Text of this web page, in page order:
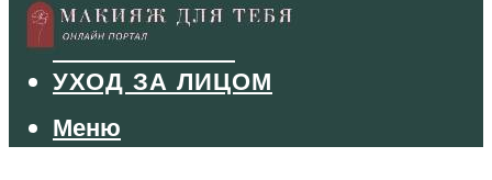
МАНИКЮР
ТУШЬ И ТЕНИ
УХОД ЗА ЛИЦОМ
Меню
Меню